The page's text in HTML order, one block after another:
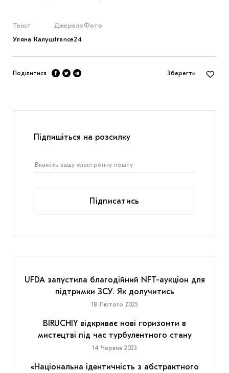
Текст
Уляна Калуш
Джерело
france24
Фото
Поділитися Зберегти
Підпишіться на розсилку
Підписатись
UFDA запустила благодійний NFT-аукціон для
підтримки ЗСУ. Як долучитись
18 Лютого 2025
BIRUCHIY відкриває нові горизонти в
мистецтві під час турбулентного стану
14 Червня 2023
«Національна ідентичність з абстрактного